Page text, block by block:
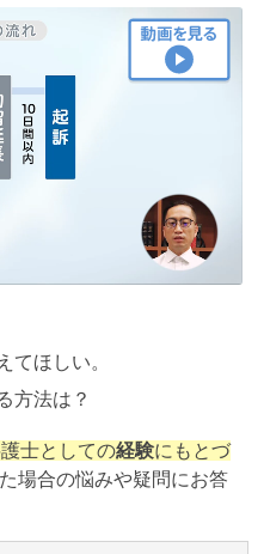
ちら
てほしい。
方法は？
士としての経験にもとづ
場合の悩みや疑問にお答